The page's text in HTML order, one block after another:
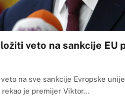
veto na sankcije EU
na sve sankcije Evropske
je premijer Viktor…